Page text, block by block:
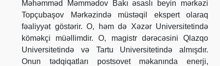
Məhəmməd Məmmədov Bakı əsaslı beyin mərkəzi
Topçubaşov Mərkəzində müstəqil ekspert olaraq
fəaliyyət göstərir. O, həm də Xəzər Universitetində
köməkçi müəllimdir. O, magistr dərəcəsini Qlazqo
Universitetində və Tartu Universitetində almışdır.
Onun tədqiqatları postsovet məkanında enerji,